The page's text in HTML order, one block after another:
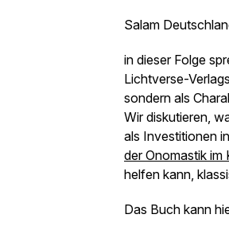
Salam
in dieser Folge
Lichtverse-
sondern als
Wir diskutieren,
als Investitionen
der Onomastik im
helfen kann,
Das Buch kann